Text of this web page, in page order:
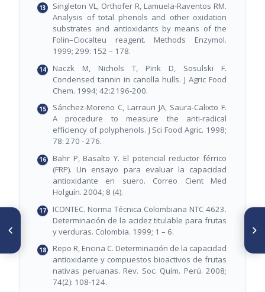
Singleton VL, Orthofer R, Lamuela-Raventos RM.
Analysis of total phenols and other oxidation
substrates and antioxidants by means of the
Folin–Ciocalteu reagent. Methods Enzymol.
1999; 299: 152 – 178.
Naczk M, Nichols T, Pink D, Sosulski F.
Condensed tannin in canolla hulls. J Agric Food
Chem. 1994; 42:2196-200.
Sánchez-Moreno C, Larrauri JA, Saura-Calixto F.
A procedure to measure the anti-radical
efficiency of polyphenols. J Sci Food Agric. 1998;
78: 270 - 276.
Bahr P, Basalto Y. El potencial reductor férrico
(FRP). Un ensayo para evaluar la capacidad
antioxidante en suero. Correo Cient Med
Holguín. 2004; 8 (4).
ICONTEC. Norma Técnica Colombiana NTC 4623.
Determinación de la acidez titulable para frutas
y verduras. Colombia. 1999; 1 – 6.
Repo R, Encina C. Determinación de la capacidad
antioxidante y compuestos bioactivos de frutas
nativas peruanas. Rev. Soc. Quím. Perú. 2008;
74(2): 108-124.
ARTÍCULO ANTERIOR
Diseño de un programa de
Análisis de Peligros y Puntos
de Control Crítico en el
proceso productivo de cacao
en polvo en una industria
alimentaria
SIGUIENTE ARTÍCULO
Fósforo fítico y actividad de
basadas en cereales